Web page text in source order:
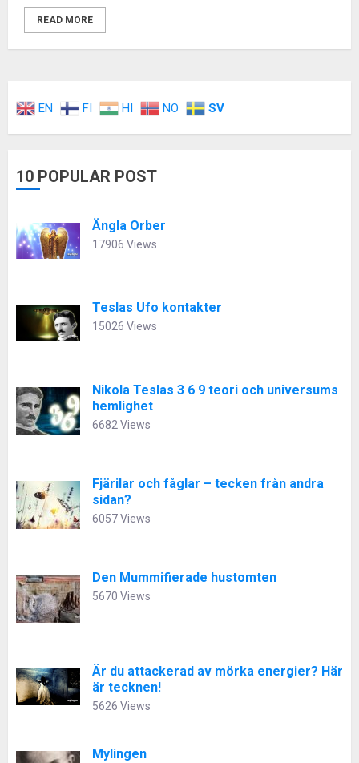
READ MORE
EN FI HI NO SV
10 POPULAR POST
Ängla Orber
17906 Views
Teslas Ufo kontakter
15026 Views
Nikola Teslas 3 6 9 teori och universums
hemlighet
6682 Views
Fjärilar och fåglar – tecken från andra
sidan?
6057 Views
Den Mummifierade hustomten
5670 Views
Är du attackerad av mörka energier? Här
är tecknen!
5626 Views
Mylingen